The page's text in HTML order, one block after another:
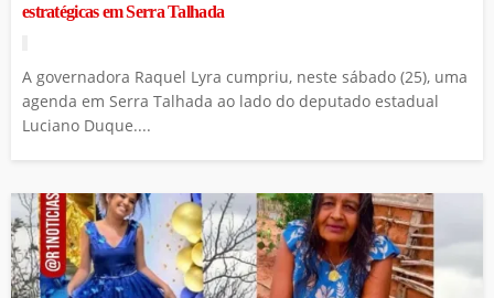
estratégicas em Serra Talhada
A governadora Raquel Lyra cumpriu, neste sábado (25), uma
agenda em Serra Talhada ao lado do deputado estadual
Luciano Duque....